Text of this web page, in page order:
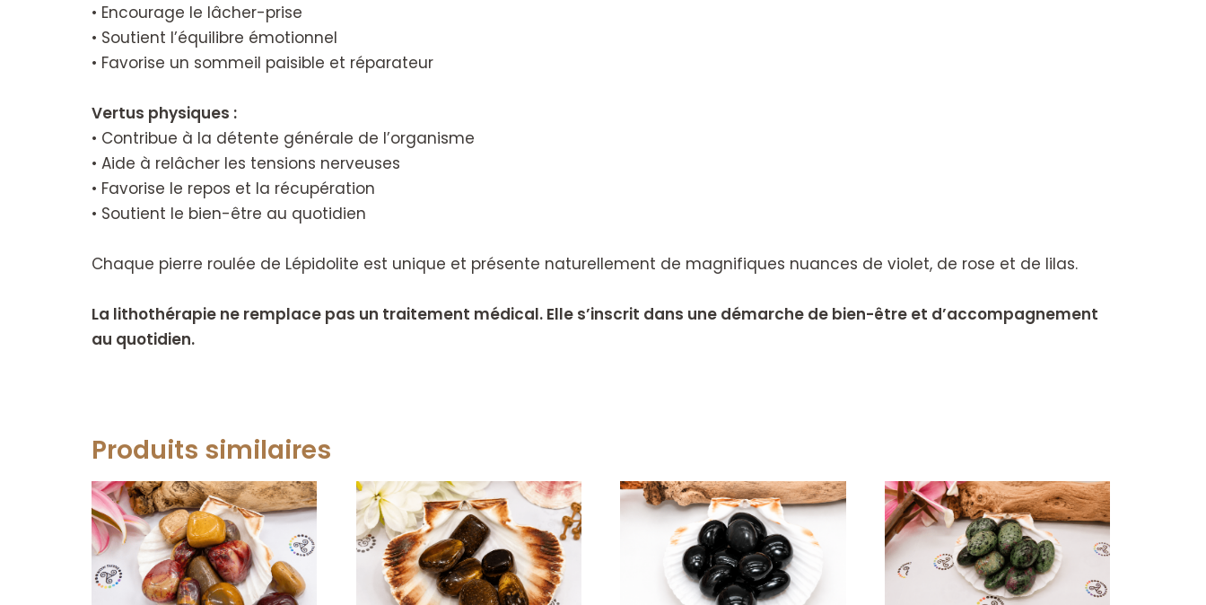
• Encourage le lâcher-prise
• Soutient l’équilibre émotionnel
• Favorise un sommeil paisible et réparateur
Vertus physiques :
• Contribue à la détente générale de l’organisme
• Aide à relâcher les tensions nerveuses
• Favorise le repos et la récupération
• Soutient le bien-être au quotidien
Chaque pierre roulée de Lépidolite est unique et présente naturellement de magnifiques nuances de violet, de rose et de lilas.
La lithothérapie ne remplace pas un traitement médical. Elle s’inscrit dans une démarche de bien-être et d’accompagnement
au quotidien.
Produits similaires